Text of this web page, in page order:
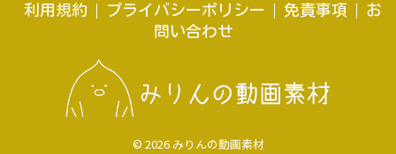
利用規約 プライバシーポリシー 免責事項
お
問い合わせ
© 2026 みりんの動画素材